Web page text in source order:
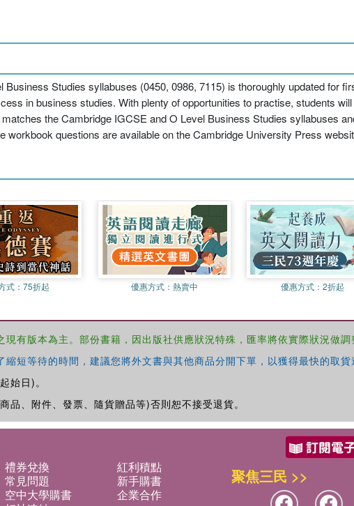
Studies syllabuses (0450, 0986, 7115) is thoroughly updated for
in business studies. With plenty of opportunities to practise, students
the Cambridge IGCSE and O Level Business Studies syllabuses
questions are available on the Cambridge University Press
式：75折起 優惠方式： 熱賣中 優惠方式：2折起
有版本為主。部份書籍，因出版社供應狀況特殊，匯率將依實際狀況做調
短等待的時間，建議您將外文書與其他商品分開下單，以獲得最快的取貨
始日)。
、附件、發票、隨貨贈品等)否則恕不接受退貨。
禮券兌換
紅利積點
常見問題
新手購書
空中大學購書
企業合作
聚焦三民 >>